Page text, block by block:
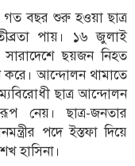
গত বছর শুরু হওয়া ছাত্র
পায়। ১৬ জুলাই
ছয়জন নিহত
আন্দোলন থামাতে
ছাত্র আন্দোলন
নেয়। ছাত্র-জনতার
পদে ইস্তফা দিয়ে
হাসিনা।